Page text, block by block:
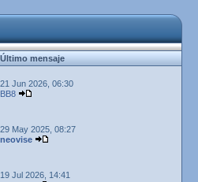
mensaje
21 Jun 2026, 06:30
BB8
29 May 2025, 08:27
neovise
19 Jul 2026, 14:41